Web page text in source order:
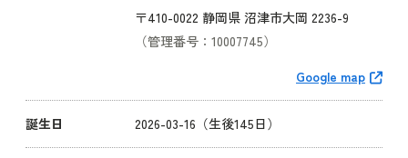
〒410-0022 静岡県 沼津市大岡 2236-9
（管理番号：10007745）
Google map
誕生日 2026-03-16（生後145日）